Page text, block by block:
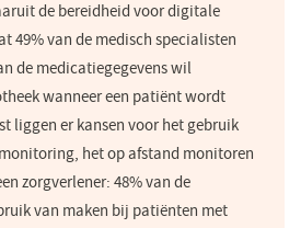
de bereidheid voor digitale
49% van de medisch specialisten
de medicatiegegevens wil
wanneer een patiënt wordt
liggen er kansen voor het gebruik
het op afstand monitoren
zorgverlener: 48% van de
van maken bij patiënten met